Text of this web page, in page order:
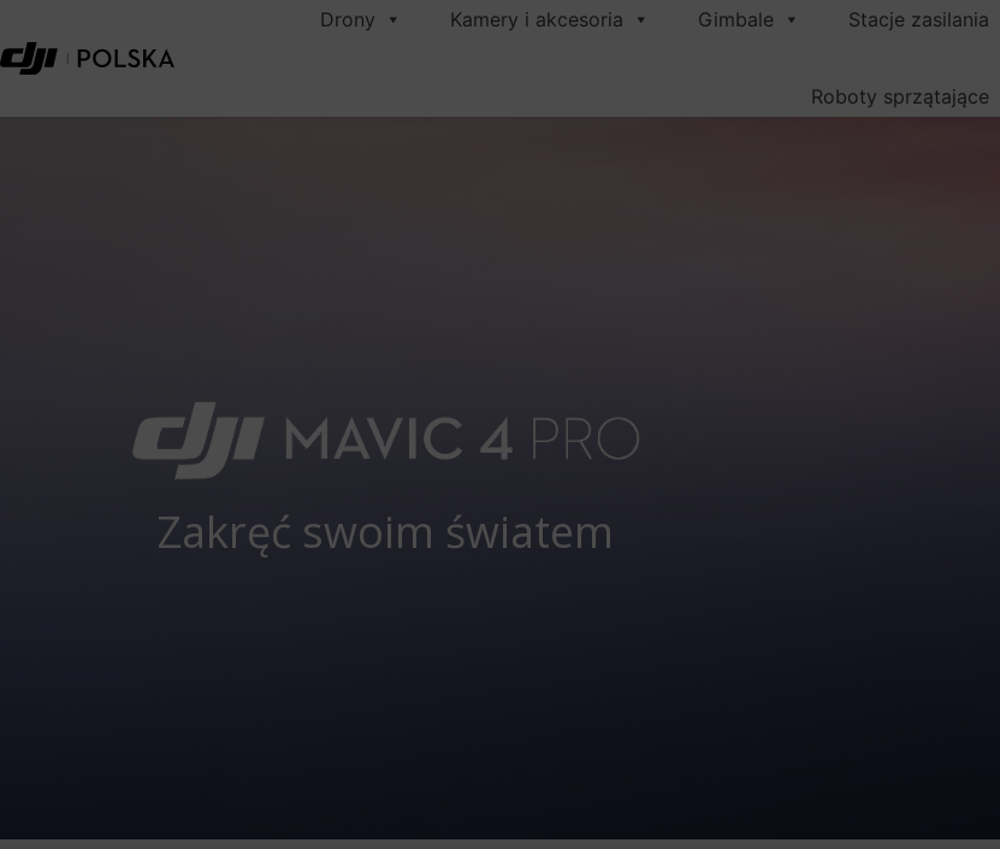
Drony Kamery i akcesoria Gimbale Stacje zasilania
Roboty sprzątające
Zakręć swoim światem